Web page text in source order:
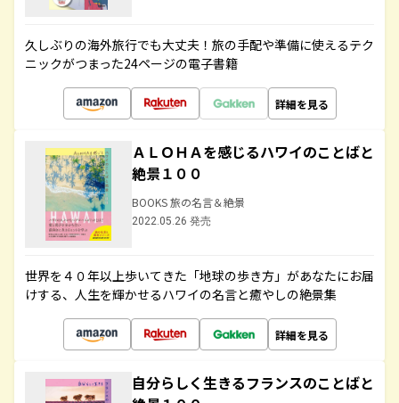
久しぶりの海外旅行でも大丈夫！旅の手配や準備に使えるテク
ニックがつまった24ページの電子書籍
詳細を見る
ＡＬＯＨＡを感じるハワイのことばと
絶景１００
BOOKS 旅の名言＆絶景
2022.05.26 発売
世界を４０年以上歩いてきた「地球の歩き方」があなたにお届
けする、人生を輝かせるハワイの名言と癒やしの絶景集
詳細を見る
自分らしく生きるフランスのことばと